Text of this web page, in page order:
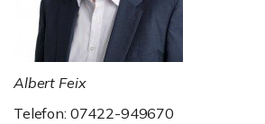
Albert Feix
Telefon: 07422-949670